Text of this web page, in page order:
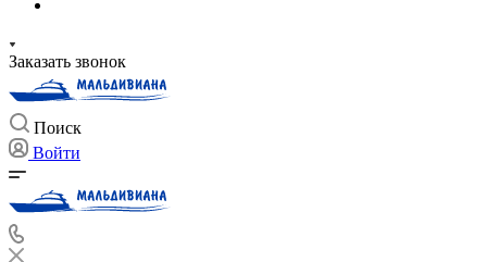
Заказать звонок
Поиск
Войти